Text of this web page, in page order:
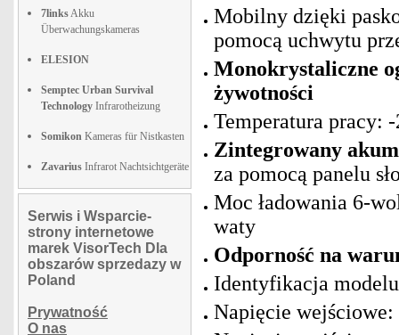
7linksAkku
Überwachungskameras
ELESION
Semptec Urban Survival
Technology Infrarotheizung
Somikon Kameras für Nistkasten
Zavarius Infrarot Nachtsichtgeräte
Serwis i Wsparcie-
strony internetowe
marek VisorTech Dla
obszarów sprzedazy w
Poland
Prywatność
O nas
Mobilny dzięki
pomocą uchwytu
Monokrystaliczne
żywotności
Temperatura pracy:
Zintegrowany
za pomocą panelu
Moc ładowania 6-
waty
Odporność na
Identyfikacja
Napięcie